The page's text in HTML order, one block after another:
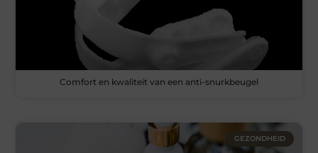
Comfort en kwaliteit van een anti-snurkbeugel
GEZONDHEID